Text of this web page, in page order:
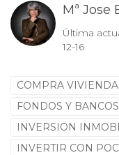
Mª Jose
Última
12-16
COMPRA
FONDOS Y BANCOS
INVERSION
INVERTIR CON